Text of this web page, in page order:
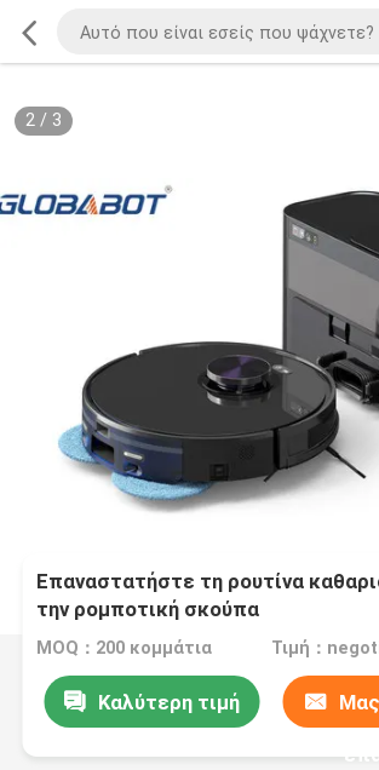
2/ 3
Επαναστατήστε τη ρουτίνα
την ρομποτική σκούπα
MOQ：200 κομμάτια Τιμή：
Καλύτερη τιμή